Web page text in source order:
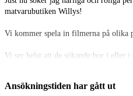
matvarubutiken Willys!
Vi kommer spela in filmerna på olika
Vi ser helst att de sökande bor i eller i
Arvodet är från 4.000-10.000 kr på
Ansökningstiden har gått ut